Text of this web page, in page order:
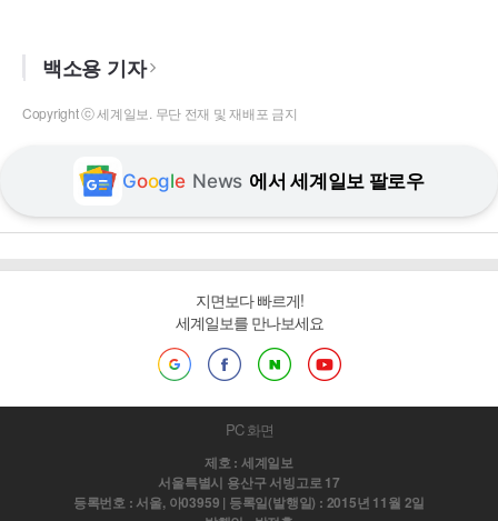
백소용 기자
Copyright ⓒ 세계일보. 무단 전재 및 재배포 금지
Google News 에서 세계일보 팔로우
지면보다 빠르게!
세계일보를 만나보세요
PC 화면
제호 : 세계일보
서울특별시 용산구 서빙고로 17
등록번호 : 서울, 아03959 | 등록일(발행일) : 2015년 11월 2일